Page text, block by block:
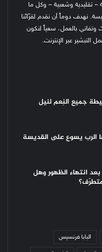
– تقليدية وشعبية – وكل ما
نهدف دوماً أن نقدم لقرّائنا
وتفاني بالعمل، سعياً لنكون
التبشير عبر الإنترنت.
جميع النِعم لنيل
الرب يسوع على القديسة
بعد انتهاء الظهور وهل
البابا فرنسيس